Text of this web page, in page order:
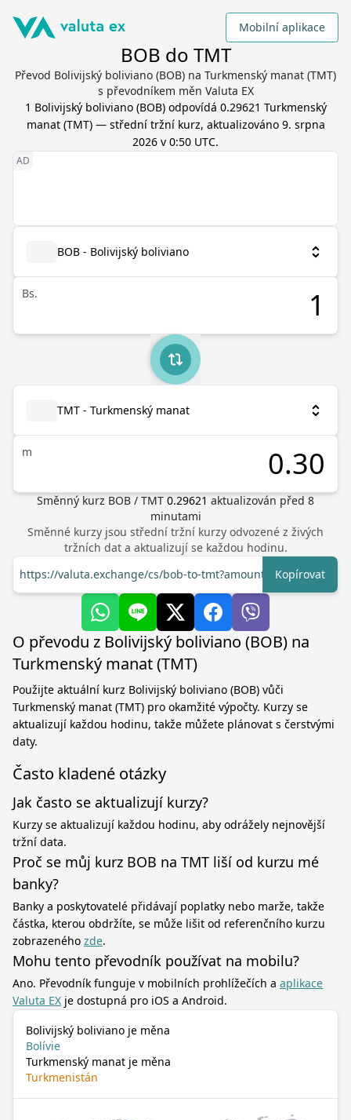
Mobilní aplikace
BOB do TMT
Převod Bolivijský boliviano (BOB) na Turkmenský manat (TMT)
s převodníkem měn Valuta EX
1 Bolivijský boliviano(BOB) odpovídá 0.29621 Turkmenský
manat(TMT) — střední tržní kurz, aktualizováno 9. srpna
2026 v 0:50 UTC.
BOB - Bolivijský boliviano
Bs.
TMT - Turkmenský manat
m
Směnný kurz BOB / TMT 0.29621 aktualizován před 8
minutami
Směnné kurzy jsou střední tržní kurzy odvozené z živých
tržních dat a aktualizují se každou hodinu.
https://valuta.exchange/cs/bob-to-tmt?amount=1Kopírovat
O převodu z Bolivijský boliviano (BOB) na
Turkmenský manat (TMT)
Použijte aktuální kurz Bolivijský boliviano (BOB) vůči
Turkmenský manat (TMT) pro okamžité výpočty. Kurzy se
aktualizují každou hodinu, takže můžete plánovat s čerstvými
daty.
Často kladené otázky
Jak často se aktualizují kurzy?
Kurzy se aktualizují každou hodinu, aby odrážely nejnovější
tržní data.
Proč se můj kurz BOB na TMT liší od kurzu mé
banky?
Banky a poskytovatelé přidávají poplatky nebo marže, takže
částka, kterou obdržíte, se může lišit od referenčního kurzu
zobrazeného zde.
Mohu tento převodník používat na mobilu?
Ano. Převodník funguje v mobilních prohlížečích a aplikace
Valuta EX je dostupná pro iOS a Android.
Bolivijský boliviano je měna
Bolívie
Turkmenský manat je měna
Turkmenistán